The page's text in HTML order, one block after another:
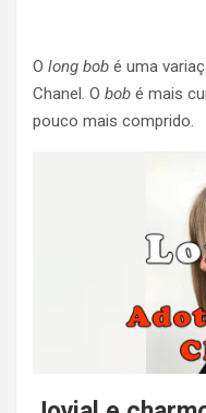
O long bob é uma
Chanel. O bob é mais
pouco mais comprido.